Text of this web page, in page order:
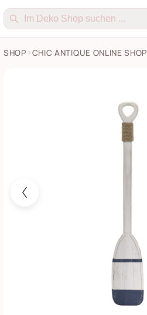
SHOP CHIC ANTIQUE ONLINE SHOP